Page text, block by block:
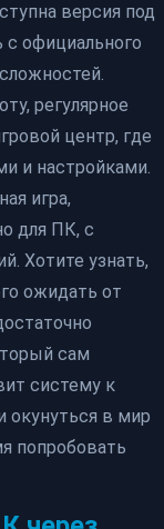
версия под
с официального
регулярное
центр, где
и настройками.
игра,
для ПК, с
Хотите узнать,
ожидать от
сам
систему к
окунуться в мир
попробовать